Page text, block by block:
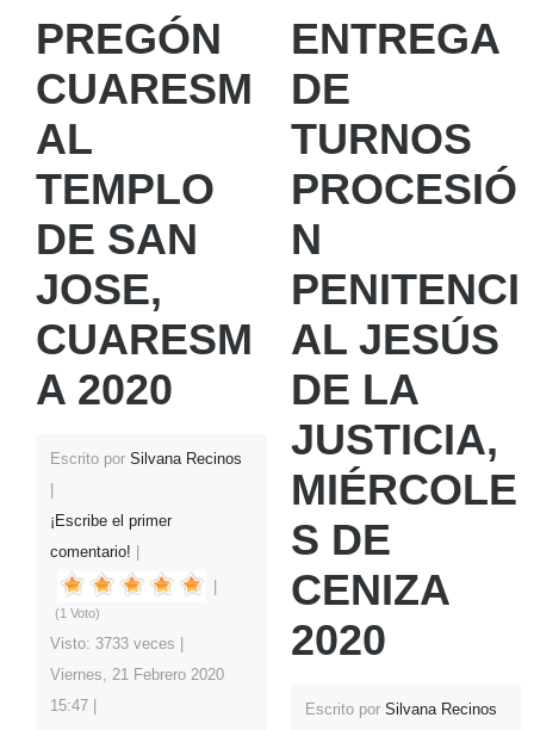
PREGÓN
CUARESM
AL
TEMPLO
DE SAN
JOSE,
CUARESM
A 2020
Escrito por Silvana Recinos
¡Escribe el primer
comentario!
(1 Voto)
Visto: 3733 veces
Viernes, 21 Febrero 2020
15:47
ENTREGA
DE
TURNOS
PROCESIÓ
N
PENITENCI
AL JESÚS
DE LA
JUSTICIA,
MIÉRCOLE
S DE
CENIZA
2020
Escrito por Silvana Recinos